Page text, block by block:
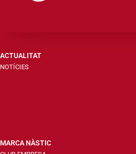
ACTUALITAT
NOTÍCIES
MARCA NÀSTIC